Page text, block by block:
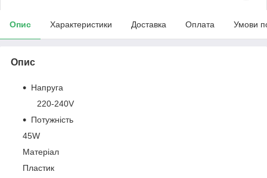
Опис Характеристики Доставка Оплата Умови
Опис
Напруга
220-240V
Потужність
45W
Матеріал
Пластик